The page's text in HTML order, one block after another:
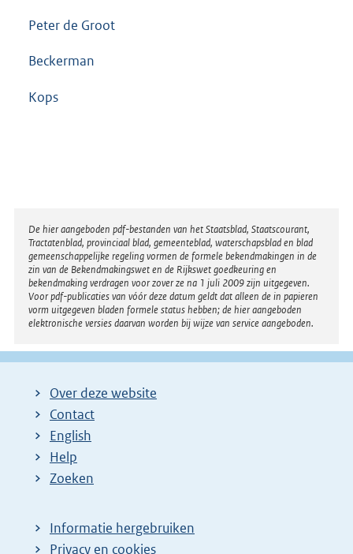
Peter de Groot
Beckerman
Kops
Disclaimer
De hier aangeboden pdf-bestanden van het Staatsblad, Staatscourant,
Tractatenblad, provinciaal blad, gemeenteblad, waterschapsblad en blad
gemeenschappelijke regeling vormen de formele bekendmakingen in de
zin van de Bekendmakingswet en de Rijkswet goedkeuring en
bekendmaking verdragen voor zover ze na 1 juli 2009 zijn uitgegeven.
Voor pdf-publicaties van vóór deze datum geldt dat alleen de in papieren
vorm uitgegeven bladen formele status hebben; de hier aangeboden
elektronische versies daarvan worden bij wijze van service aangeboden.
Over deze website
Contact
English
Help
Zoeken
Informatie hergebruiken
Privacy en cookies